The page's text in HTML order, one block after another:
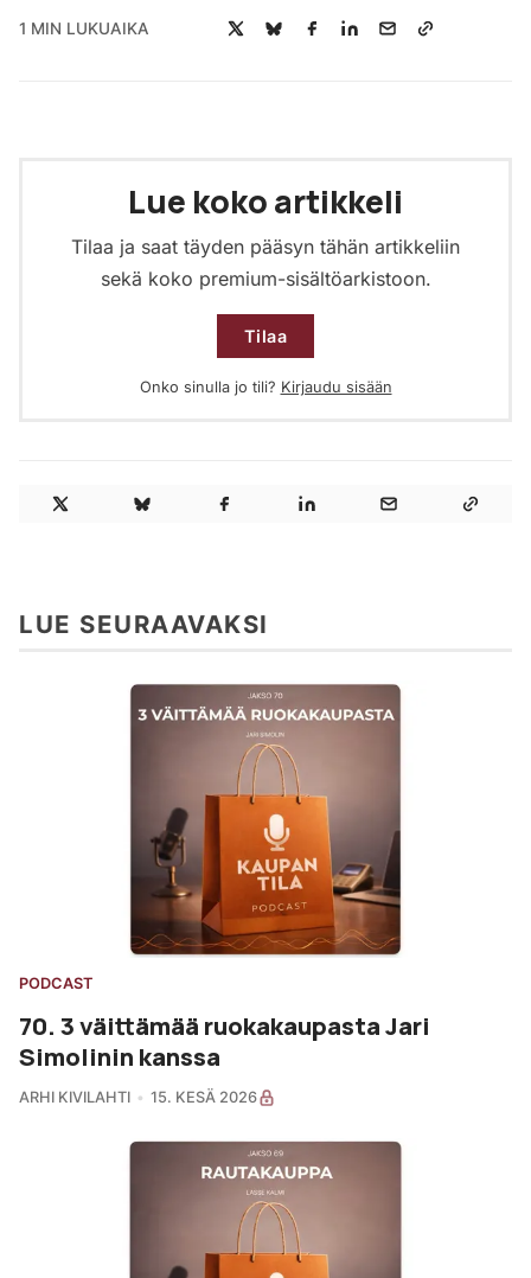
1 MIN LUKUAIKA
Lue koko artikkeli
Tilaa ja saat täyden pääsyn tähän artikkeliin
sekä koko premium-sisältöarkistoon.
Tilaa
Onko sinulla jo tili? Kirjaudu sisään
LUE SEURAAVAKSI
PODCAST
70. 3 väittämää ruokakaupasta Jari
Simolinin kanssa
ARHI KIVILAHTI 15. KESÄ 2026